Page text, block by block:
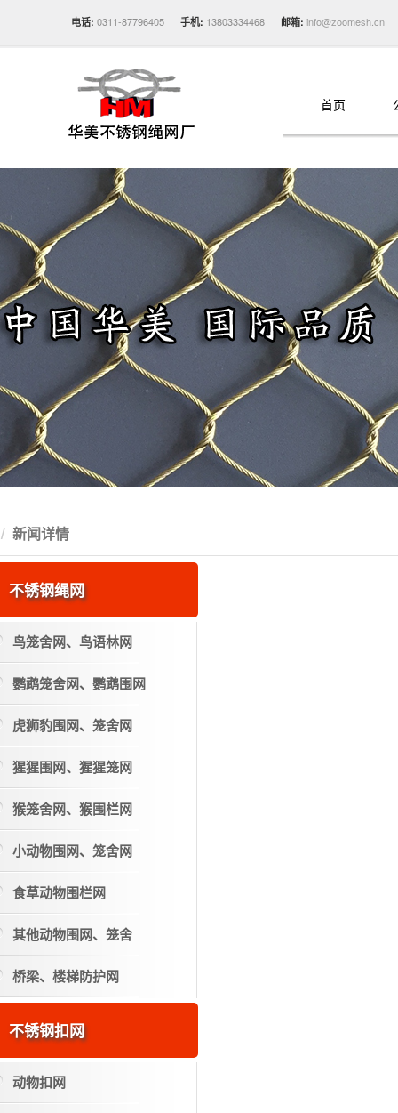
电话: 0311-87796405 手机: 13803334468 邮箱: info@zoomesh.cn
首页
新闻详情
不锈钢绳网
鸟笼舍网、鸟语林网
鹦鹉笼舍网、鹦鹉围网
虎狮豹围网、笼舍网
猩猩围网、猩猩笼网
猴笼舍网、猴围栏网
小动物围网、笼舍网
食草动物围栏网
其他动物围网、笼舍
桥梁、楼梯防护网
不锈钢扣网
动物扣网